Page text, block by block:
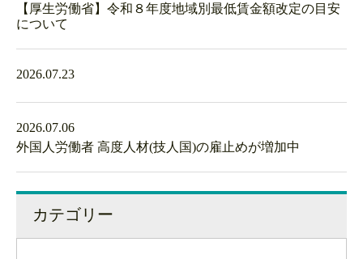
【厚生労働省】令和８年度地域別最低賃金額改定の目安
について
2026.07.23
2026.07.06
外国人労働者 高度人材(技人国)の雇止めが増加中
カテゴリー